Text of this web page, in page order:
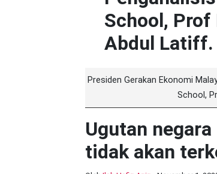
Presiden Gerakan Ekonomi
School,
Ugutan
tidak akan